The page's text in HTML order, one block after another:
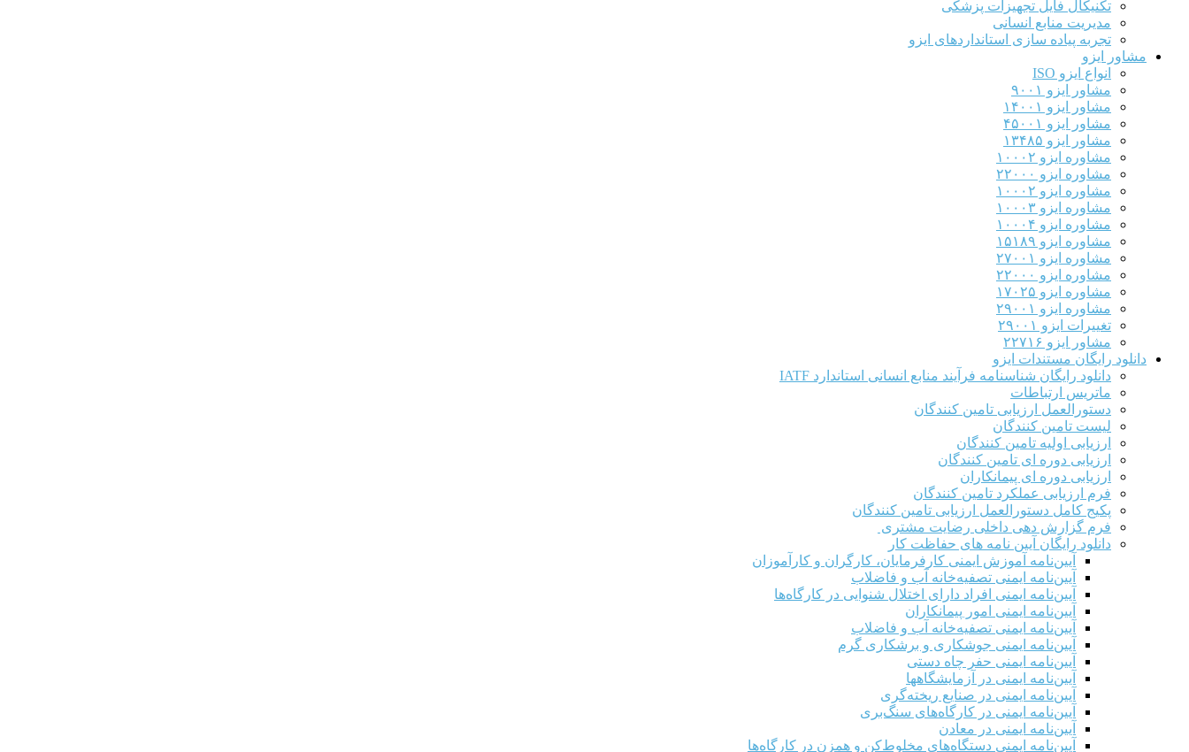
تکنیکال فایل تجهیزات پزشکی
مدیریت منابع انسانی
تجربه پیاده سازی استانداردهای ایزو
مشاور ایزو
انواع ایزو ISO
مشاور ایزو ۹۰۰۱
مشاور ایزو ۱۴۰۰۱
مشاور ایزو ۴۵۰۰۱
مشاور ایزو ۱۳۴۸۵
مشاوره ایزو ۱۰۰۰۲
مشاوره ایزو ۲۲۰۰۰
مشاوره ایزو ۱۰۰۰۲
مشاوره ایزو ۱۰۰۰۳
مشاوره ایزو ۱۰۰۰۴
مشاوره ایزو ۱۵۱۸۹
مشاوره ایزو ۲۷۰۰۱
مشاوره ایزو ۲۲۰۰۰
مشاوره ایزو ۱۷۰۲۵
مشاوره ایزو ۲۹۰۰۱
تغییرات ایزو ۲۹۰۰۱
مشاور ایزو ۲۲۷۱۶
دانلود رایگان مستندات ایزو
دانلود رایگان شناسنامه فرآیند منابع انسانی استاندارد IATF
ماتریس ارتباطات
دستورالعمل ارزیابی تامین کنندگان
لیست تامین کنندگان
ارزیابی اولیه تامین کنندگان
ارزیابی دوره ای تامین کنندگان
ارزیابی دوره ای پیمانکاران
فرم ارزيابی عملکرد تامین کنندگان
پکیج کامل دستورالعمل ارزیابی تامین کنندگان
فرم گزارش دهی داخلی رضایت مشتری
دانلود رایگان آیین نامه های حفاظت کار
آیین‌نامه آموزش ایمنی کارفرمایان، کارگران و کارآموزان
آیین‌نامه ایمنی تصفیه‌خانه آب و فاضلاب
آیین‌نامه ایمنی افراد دارای اختلال شنوایی در کارگاه‌ها
آیین‌نامه ایمنی امور پیمانکاران
آیین‌نامه ایمنی تصفیه‌خانه آب و فاضلاب
آیین‌نامه ایمنی جوشکاری و برشکاری گرم
آیین‌نامه ایمنی حفر چاه دستی
آیین‌نامه ایمنی در آزمایشگاهها
آیین‌نامه ایمنی در صنایع ریخته‌گری
آیین‌نامه ایمنی در کارگاه‌های سنگ‌بری
آیین‌نامه ایمنی در معادن
آیین‌نامه ایمنی دستگاه‌های مخلوط‌کن و همزن در کارگاه‌ها